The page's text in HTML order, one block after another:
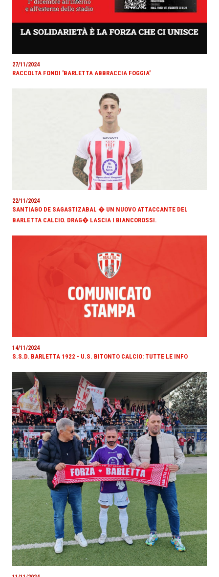
27/11/2024
RACCOLTA FONDI 'BARLETTA ABBRACCIA FOGGIA'
22/11/2024
SANTIAGO DE SAGASTIZABAL � UN NUOVO ATTACCANTE DEL
BARLETTA CALCIO. DRAG� LASCIA I BIANCOROSSI.
14/11/2024
S.S.D. BARLETTA 1922 - U.S. BITONTO CALCIO: TUTTE LE INFO